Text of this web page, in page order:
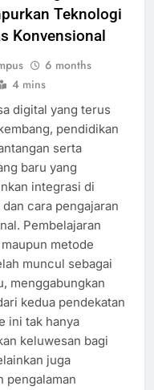
Teknologi
Konvensional
6 months
4 mins
digital yang terus
pendidikan
serta
baru yang
integrasi di
cara pengajaran
Pembelajaran
metode
muncul sebagai
menggabungkan
kedua pendekatan
ini tak hanya
keluwesan bagi
juga
pengalaman